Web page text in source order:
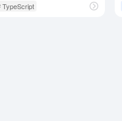
TypeScript